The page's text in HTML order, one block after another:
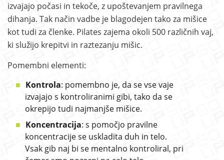
izvajajo počasi in tekoče, z upoštevanjem pravilnega
dihanja. Tak način vadbe je blagodejen tako za mišice
kot tudi za členke. Pilates zajema okoli 500 različnih vaj,
ki služijo krepitvi in raztezanju mišic.
Pomembni elementi:
Kontrola: pomembno je, da se vse vaje
izvajajo s kontroliranimi gibi, tako da se
okrepijo tudi najmanjše mišice.
Koncentracija: s pomočjo pravilne
koncentracije se uskladita duh in telo.
Vsak gib naj bi se mentalno kontroliral, pri